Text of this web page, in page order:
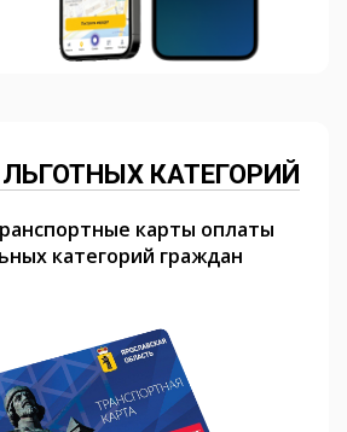
КАТЕГОРИЙ
карты оплаты
категорий граждан